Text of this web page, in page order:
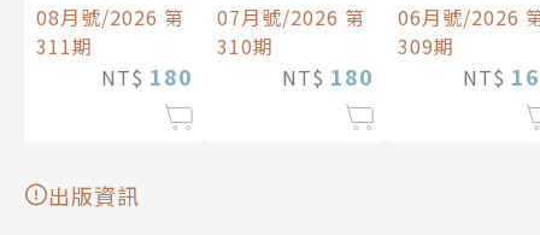
08月號/2026 第
311期
NT$ 180
07月號/2026 第
310期
NT$ 180
06月號/2026
309期
NT$
出版資訊